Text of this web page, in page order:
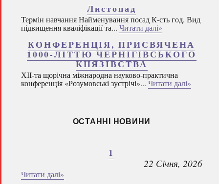
Листопад
Термін навчання Найменування посад К-сть год. Вид
підвищення кваліфікації та... Читати далі»
КОНФЕРЕНЦІЯ, ПРИСВЯЧЕНА
1000-ЛІТТЮ ЧЕРНІГІВСЬКОГО
КНЯЗІВСТВА
ХІІ-та щорічна міжнародна науково-практична
конференція «Розумовські зустрічі»... Читати далі»
ОСТАННІ НОВИНИ
1
22 Січня, 2026
Читати далі»